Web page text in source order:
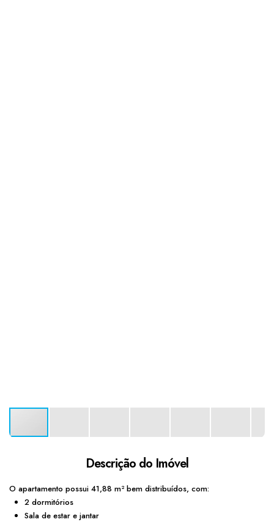
Descrição do Imóvel
O apartamento possui 41,88 m² bem distribuídos, com:
2 dormitórios
Sala de estar e jantar